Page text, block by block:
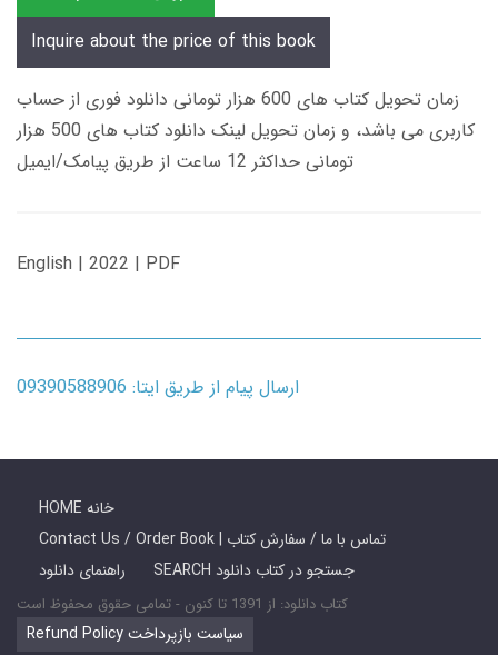
Inquire about the price of this book
زمان تحویل کتاب های 600 هزار تومانی دانلود فوری از حساب
کاربری می باشد، و زمان تحویل لینک دانلود کتاب های 500 هزار
تومانی حداکثر 12 ساعت از طریق پیامک/ایمیل
English | 2022 | PDF
ارسال پیام از طریق ایتا: 09390588906
HOME خانه
Contact Us / Order Book | تماس با ما / سفارش کتاب
راهنمای دانلود
SEARCH جستجو در کتاب دانلود
کتاب دانلود: از 1391 تا کنون - تمامی حقوق محفوظ است
Refund Policy سیاست بازپرداخت